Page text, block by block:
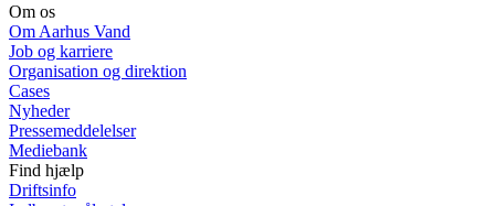
Om os
Om Aarhus Vand
Job og karriere
Organisation og direktion
Cases
Nyheder
Pressemeddelelser
Mediebank
Find hjælp
Driftsinfo